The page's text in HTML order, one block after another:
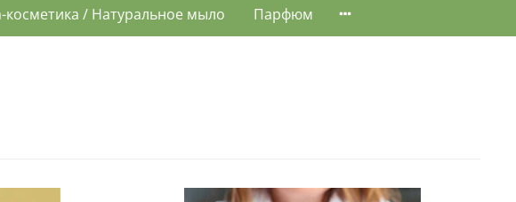
косметика / Натуральное мыло Парфюм